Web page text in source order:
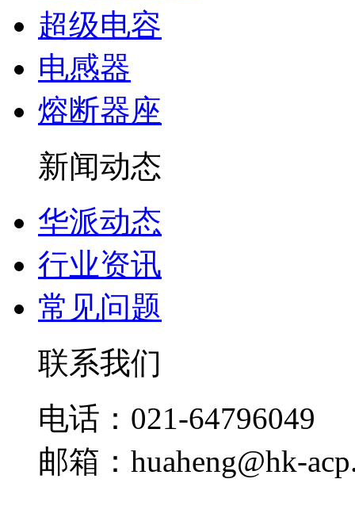
超级电容
电感器
熔断器座
新闻动态
华派动态
行业资讯
常见问题
联系我们
电话：021-64796049
邮箱：huaheng@hk-